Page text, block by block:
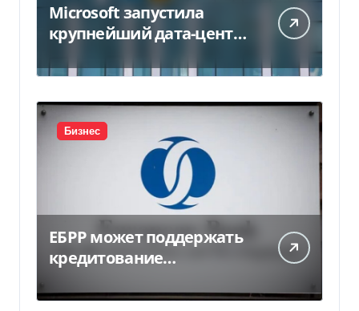
Microsoft запустила
крупнейший дата-центр
миллиарда
Бизнес
ЕБРР может поддержать
кредитование
300 млн евро — Delo.ua